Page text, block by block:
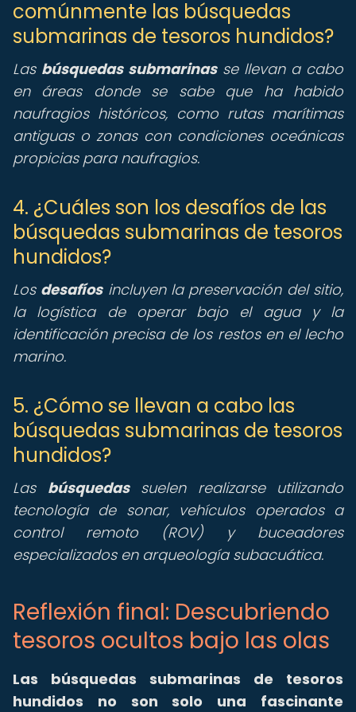
comúnmente las búsquedas
submarinas de tesoros hundidos?
Las búsquedas submarinasse llevan a cabo
en áreas donde se sabe que ha habido
naufragios históricos, como rutas marítimas
antiguas o zonas con condiciones oceánicas
propicias para naufragios.
4. ¿Cuáles son los desafíos de las
búsquedas submarinas de tesoros
hundidos?
Los desafíosincluyen la preservación del sitio,
la logística de operar bajo el agua y la
identificación precisa de los restos en el lecho
marino.
5. ¿Cómo se llevan a cabo las
búsquedas submarinas de tesoros
hundidos?
Las búsquedassuelen realizarse utilizando
tecnología de sonar, vehículos operados a
control remoto (ROV) y buceadores
especializados en arqueología subacuática.
Reflexión final: Descubriendo
tesoros ocultos bajo las olas
Las búsquedas submarinas de tesoros
hundidos no son solo una fascinante